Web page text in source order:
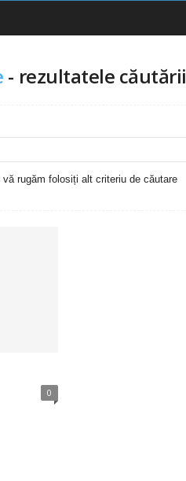
- rezultatele căutării
rugăm folosiți alt criteriu de căutare
0